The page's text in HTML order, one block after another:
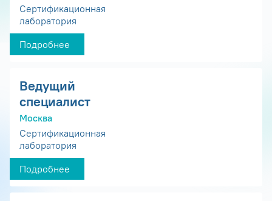
Сертификационная
лаборатория
Подробнее
Ведущий
специалист
Москва
Сертификационная
лаборатория
Подробнее